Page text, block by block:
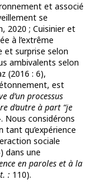
et associé
se
2020 ; Cuisinier et
à l’extrême
et surprise selon
ambivalents selon
(2016 : 6),
est
d’un processus
d’autre à part “je
Nous considérons
tant qu’expérience
sociale
dans une
en paroles et à la
: 110).